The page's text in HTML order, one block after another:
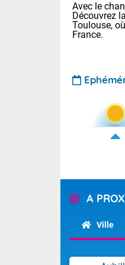
Avec le
Découvrez
Toulouse,
France.
A
Ville